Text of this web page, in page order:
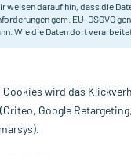
weisen darauf hin, dass die
gem. EU-DSGVO
Wie die Daten dort
Cookies wird das
Google